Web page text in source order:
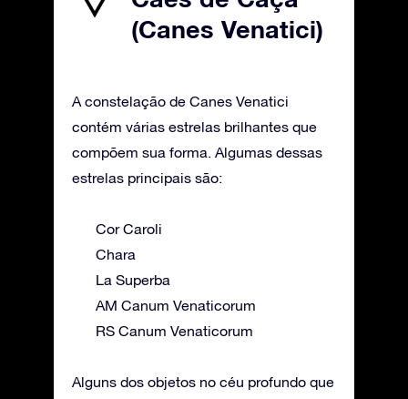
(Canes Venatici)
A constelação de Canes Venatici
contém várias estrelas brilhantes que
compõem sua forma. Algumas dessas
estrelas principais são:
Cor Caroli
Chara
La Superba
AM Canum Venaticorum
RS Canum Venaticorum
Alguns dos objetos no céu profundo que